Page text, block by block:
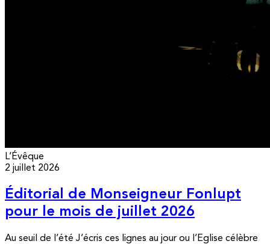
L’Évêque
2 juillet 2026
Éditorial de Monseigneur Fonlupt
pour le mois de juillet 2026
Au seuil de l’été J’écris ces lignes au jour ou l’Eglise célèbre